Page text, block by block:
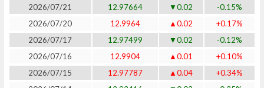
2026/07/21
12.97664 ▼0.02
-0.15%
2026/07/20
12.9964 ▲0.02
+0.17%
2026/07/17
12.97499 ▼0.02
-0.12%
2026/07/16
12.9904 ▲0.01
+0.10%
2026/07/15
12.97787 ▲0.04
+0.34%